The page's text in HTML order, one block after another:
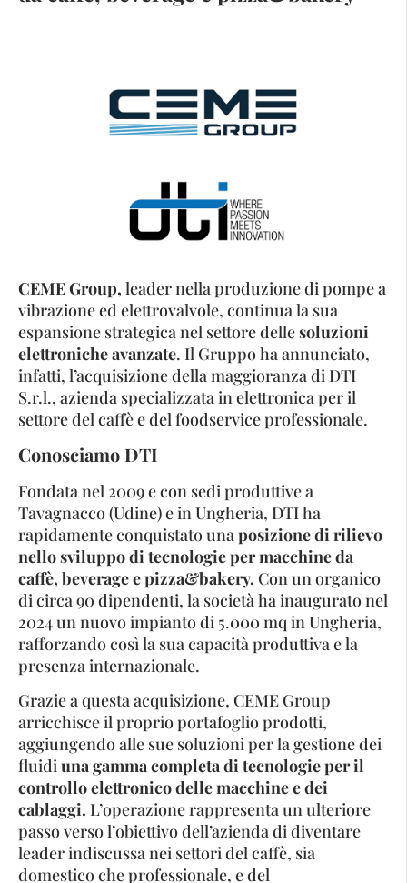
CEME Group, leader nella produzione di pompe a
vibrazione ed elettrovalvole, continua la sua
espansione strategica nel settore dellesoluzioni
elettroniche avanzate. Il Gruppo ha annunciato,
infatti, l’acquisizione della maggioranza di DTI
S.r.l., azienda specializzata in elettronica per il
settore del caffè e del foodservice professionale.
Conosciamo DTI
Fondata nel 2009 e con sedi produttive a
Tavagnacco (Udine) e in Ungheria, DTI ha
rapidamente conquistato una posizione di rilievo
nello sviluppo di tecnologie per macchine da
caffè, beverage e pizza&bakery. Con un organico
di circa 90 dipendenti, la società ha inaugurato nel
2024 un nuovo impianto di 5.000 mq in Ungheria,
rafforzando così la sua capacità produttiva e la
presenza internazionale.
Grazie a questa acquisizione, CEME Group
arricchisce il proprio portafoglio prodotti,
aggiungendo alle sue soluzioni per la gestione dei
fluidiuna gamma completa di tecnologie per il
controllo elettronico delle macchine e dei
cablaggi. L’operazione rappresenta un ulteriore
passo verso l’obiettivo dell’azienda di diventare
leader indiscussa nei settori del caffè, sia
domestico che professionale, e del